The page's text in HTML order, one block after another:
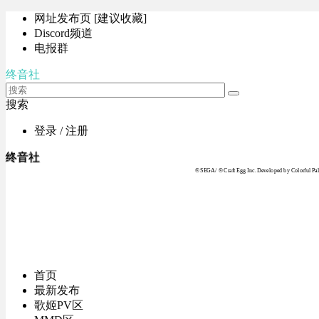
网址发布页 [建议收藏]
Discord频道
电报群
终音社
搜索
登录 / 注册
终音社
© SEGA / © Craft Egg Inc. Developed by Colorful
首页
最新发布
歌姬PV区